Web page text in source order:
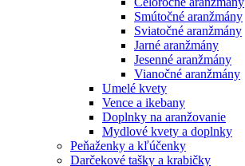
Smútočné aranžmány
Sviatočné aranžmány
Jarné aranžmány
Jesenné aranžmány
Vianočné aranžmány
Umelé kvety
Vence a ikebany
Doplnky na aranžovanie
Mydlové kvety a doplnky
Peňaženky a kľúčenky
Darčekové tašky a krabičky